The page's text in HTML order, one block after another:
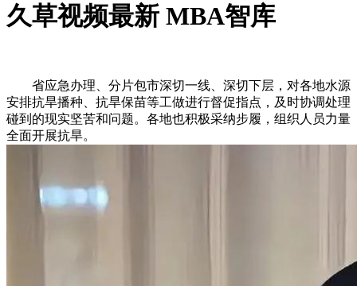
久草视频最新 MBA智库
省应急办理、分片包市深切一线、深切下层，对各地水源
安排抗旱播种、抗旱保苗等工做进行督促指点，及时协调处理
碰到的现实坚苦和问题。各地也积极采纳步履，组织人员力量
全面开展抗旱。